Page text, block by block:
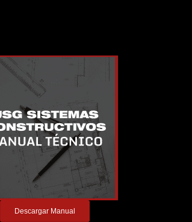
Descargar Manual